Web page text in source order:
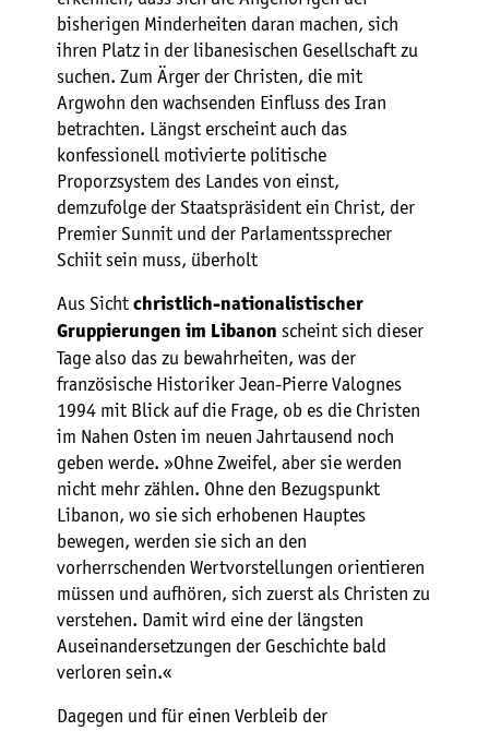
bisherigen Minderheiten daran machen, sich
ihren Platz in der libanesischen Gesellschaft zu
suchen. Zum Ärger der Christen, die mit
Argwohn den wachsenden Einfluss des Iran
betrachten. Längst erscheint auch das
konfessionell motivierte politische
Proporzsystem des Landes von einst,
demzufolge der Staatspräsident ein Christ, der
Premier Sunnit und der Parlamentssprecher
Schiit sein muss, überholt
Aus Sicht christlich-nationalistischer
Gruppierungen im Libanon scheint sich dieser
Tage also das zu bewahrheiten, was der
französische Historiker Jean-Pierre Valognes
1994 mit Blick auf die Frage, ob es die Christen
im Nahen Osten im neuen Jahrtausend noch
geben werde. »Ohne Zweifel, aber sie werden
nicht mehr zählen. Ohne den Bezugspunkt
Libanon, wo sie sich erhobenen Hauptes
bewegen, werden sie sich an den
vorherrschenden Wertvorstellungen orientieren
müssen und aufhören, sich zuerst als Christen zu
verstehen. Damit wird eine der längsten
Auseinandersetzungen der Geschichte bald
verloren sein.«
Dagegen und für einen Verbleib der